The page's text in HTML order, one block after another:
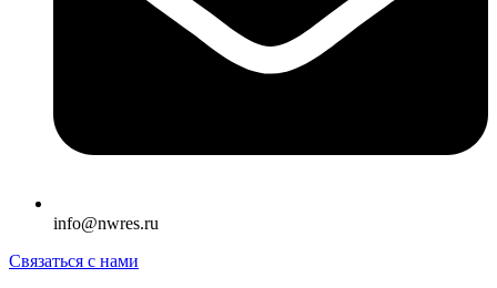
info@nwres.ru
Связаться с нами